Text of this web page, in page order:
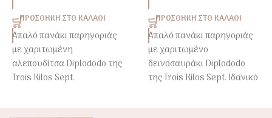
ΠΡΟΣΘΉΚΗ ΣΤΟ ΚΑΛΆΘΙ
Απαλό πανάκι παρηγοριάς
με χαριτωμένη
αλεπουδίτσα Diplododo της
Trois Kilos Sept.
ΠΡΟΣΘΉΚΗ ΣΤΟ ΚΑΛΆΘΙ
Απαλό πανάκι παρηγοριάς
με χαριτωμένο
δεινοσαυράκι Diplododo
της Trois Kilos Sept. Ιδανικό